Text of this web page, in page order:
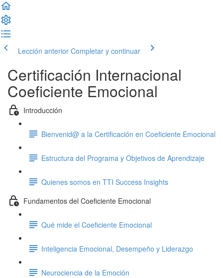
Lección anterior Completar y continuar
Certificación Internacional
Coeficiente Emocional
Introducción
Bienvenid@ a la Certificación en Coeficiente Emocional
Estructura del Programa y Objetivos de Aprendizaje
Quienes somos en TTI Success Insights
Fundamentos del Coeficiente Emocional
Qué mide el Coeficiente Emocional
Inteligencia Emocional, Desempeño y Liderazgo
Neurociencia de la Emoción